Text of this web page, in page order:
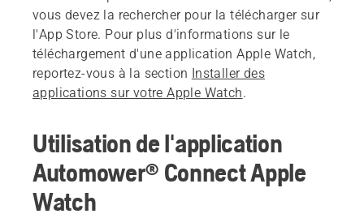
vous devez la rechercher pour la télécharger sur
l'App Store. Pour plus d'informations sur le
téléchargement d'une application Apple Watch,
reportez-vous à la section Installer des
applications sur votre Apple Watch.
Utilisation de l'application
Automower® Connect Apple
Watch